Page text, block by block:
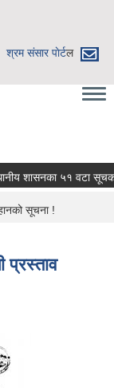
श्रम संसार पाेर्टल
शासनका ५१ वटा
सूचना !
प्रस्ताव